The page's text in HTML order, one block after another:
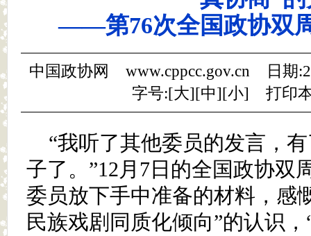
——第76次全国政协双
中国政协网 www.cppcc.gov.cn 日期
字号:[大][中][小] 打印
“我听了其他委员的发言，
子了。”12月7日的全国政协双
委员放下手中准备的材料，感
民族戏剧同质化倾向”的认识